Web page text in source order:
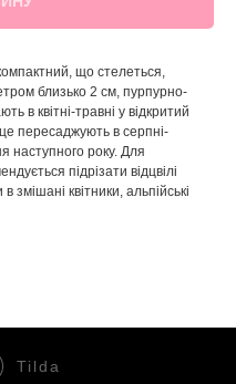
що стелеться,
близько 2 см, пурпурно-
в квітні-травні у відкритий
пересаджують в серпні-
наступного року. Для
підрізати відцвілі
змішані квітники, альпійські
Tilda